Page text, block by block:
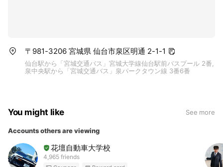
〒981-3206 宮城県 仙台市泉区明通 2-1-1
仙台駅から「宮城交通バス」宮城大学線仙台駅前バスプール 2番,
泉中央駅から「宮城交通バス」泉パークタウン線 3番6番
You might like See more
Accounts others are viewing
花壇自動車大学校
4,965 friends